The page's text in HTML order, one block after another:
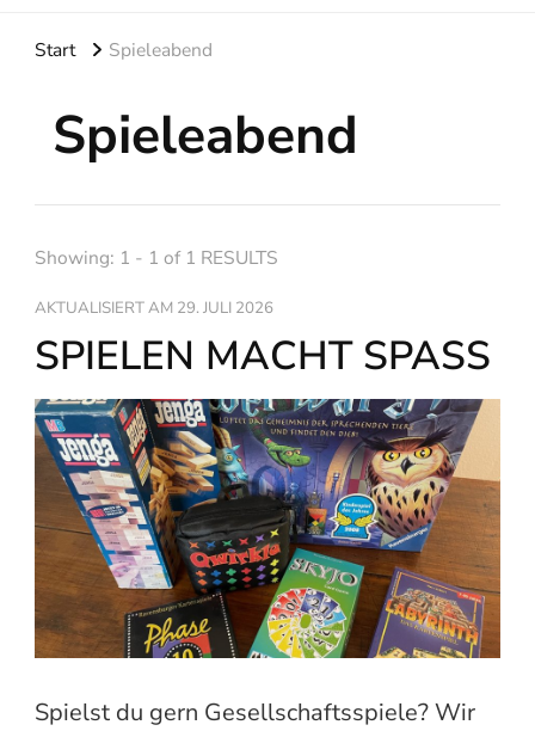
Start Spieleabend
Spieleabend
Showing: 1 - 1 of 1 RESULTS
AKTUALISIERT AM 29. JULI 2026
SPIELEN MACHT SPASS
Spielst du gern Gesellschaftsspiele? Wir